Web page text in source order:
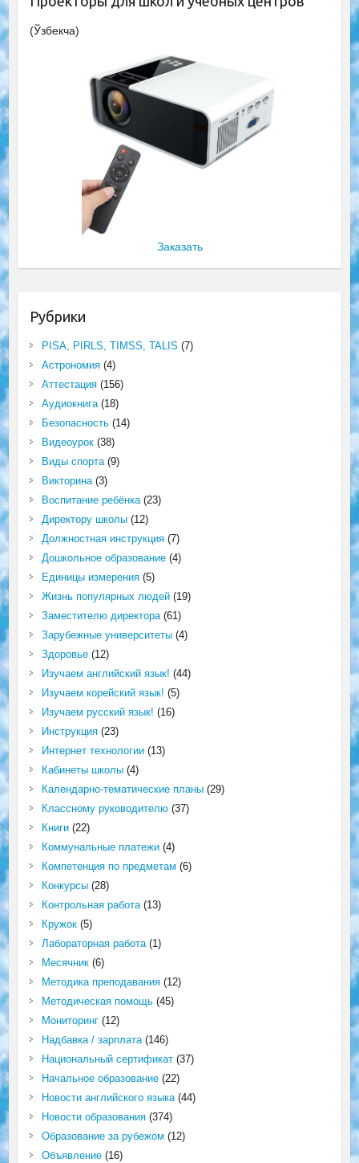
(Ўзбекча)
Заказать
Рубрики
PISA, PIRLS, TIMSS, TALIS (7)
Астрономия(4)
Аттестация(156)
Аудиокнига(18)
Безопасность(14)
Видеоурок(38)
Виды спорта(9)
Викторина(3)
Воспитание ребёнка(23)
Директору школы(12)
Должностная инструкция(7)
Дошкольное образование(4)
Единицы измерения(5)
Жизнь популярных людей(19)
Заместителю директора(61)
Зарубежные университеты(4)
Здоровье(12)
Изучаем английский язык! (44)
Изучаем корейский язык! (5)
Изучаем русский язык! (16)
Инструкция(23)
Интернет технологии(13)
Кабинеты школы(4)
Календарно-тематические планы(29)
Классному руководителю(37)
Книги(22)
Коммунальные платежи(4)
Компетенция по предметам (6)
Конкурсы(28)
Контрольная работа(13)
Кружок(5)
Лабораторная работа(1)
Месячник(6)
Методика преподавания(12)
Методическая помощь(45)
Мониторинг(12)
Надбавка / зарплата(146)
Национальный сертификат(37)
Начальное образование(22)
Новости английского языка(44)
Новости образования(374)
Образование за рубежом (12)
Объявление(16)